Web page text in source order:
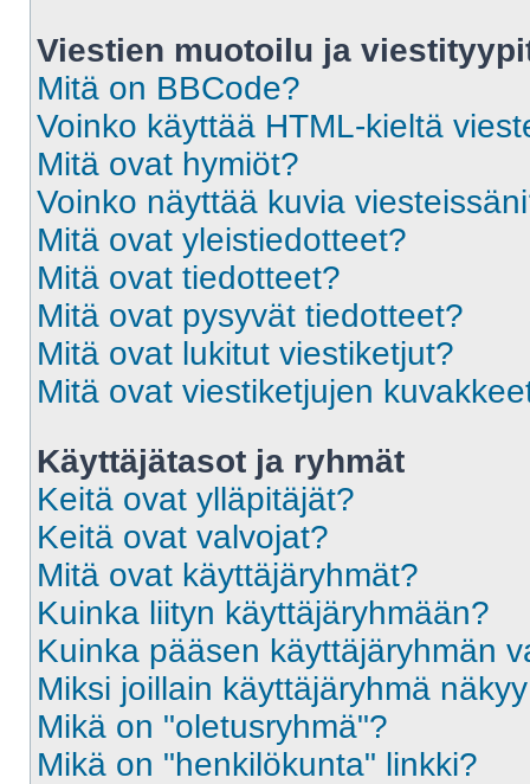
Viestien muotoilu ja
Mitä on BBCode?
Voinko käyttää HTML-kieltä
Mitä ovat hymiöt?
Voinko näyttää kuvia
Mitä ovat yleistiedotteet?
Mitä ovat tiedotteet?
Mitä ovat pysyvät tiedotteet?
Mitä ovat lukitut viestiketjut?
Mitä ovat viestiketjujen
Käyttäjätasot ja ryhmät
Keitä ovat ylläpitäjät?
Keitä ovat valvojat?
Mitä ovat käyttäjäryhmät?
Kuinka liityn käyttäjäryhmään?
Kuinka pääsen käyttäjäryhmän
Miksi joillain käyttäjäryhmä
Mikä on "oletusryhmä"?
Mikä on "henkilökunta" linkki?